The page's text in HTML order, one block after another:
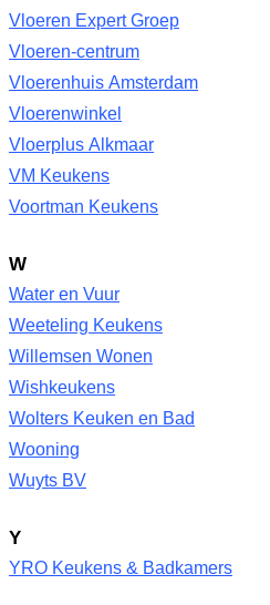
Vloeren Expert Groep
Vloeren-centrum
Vloerenhuis Amsterdam
Vloerenwinkel
Vloerplus Alkmaar
VM Keukens
Voortman Keukens
W
Water en Vuur
Weeteling Keukens
Willemsen Wonen
Wishkeukens
Wolters Keuken en Bad
Wooning
Wuyts BV
Y
YRO Keukens & Badkamers